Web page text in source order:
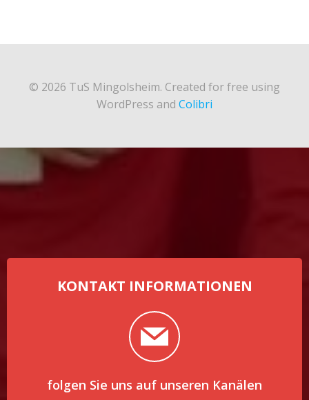
© 2026 TuS Mingolsheim. Created for free using
WordPress and Colibri
KONTAKT INFORMATIONEN
folgen Sie uns auf unseren Kanälen